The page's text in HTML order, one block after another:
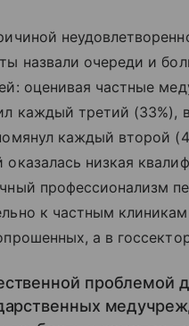
назвали очереди и
оценивая частные
каждый третий (33%),
каждый второй
оказалась низкая
профессионализм
к частным
а в
проблемой